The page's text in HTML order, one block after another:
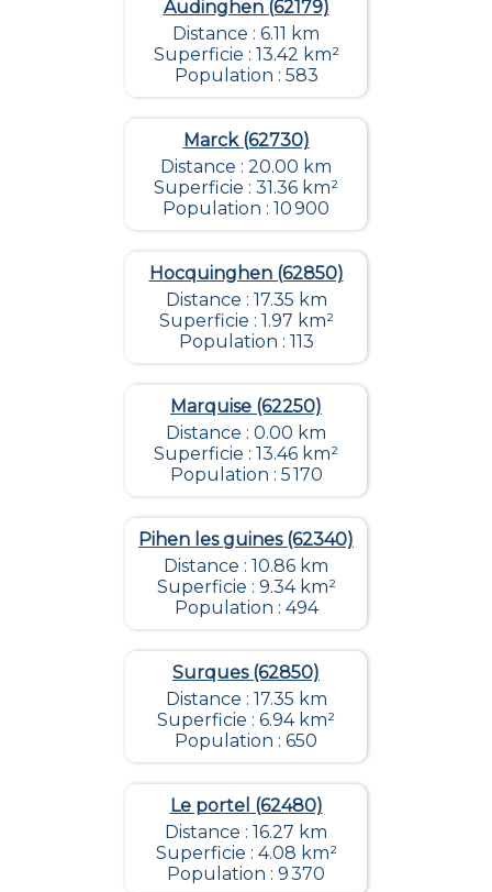
Audinghen (62179)
Distance : 6.11 km
Superficie : 13.42 km²
Population : 583
Marck (62730)
Distance : 20.00 km
Superficie : 31.36 km²
Population : 10 900
Hocquinghen (62850)
Distance : 17.35 km
Superficie : 1.97 km²
Population : 113
Marquise (62250)
Distance : 0.00 km
Superficie : 13.46 km²
Population : 5 170
Pihen les guines (62340)
Distance : 10.86 km
Superficie : 9.34 km²
Population : 494
Surques (62850)
Distance : 17.35 km
Superficie : 6.94 km²
Population : 650
Le portel (62480)
Distance : 16.27 km
Superficie : 4.08 km²
Population : 9 370